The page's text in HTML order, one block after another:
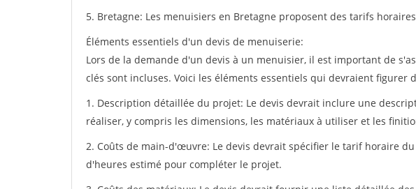
5. Bretagne: Les menuisiers en Bretagne proposent des tarifs
Éléments essentiels d'un devis de menuiserie:
Lors de la demande d'un devis à un menuisier, il est important de
clés sont incluses. Voici les éléments essentiels qui devraient figurer
1. Description détaillée du projet: Le devis devrait inclure une
réaliser, y compris les dimensions, les matériaux à utiliser et les
2. Coûts de main-d'œuvre: Le devis devrait spécifier le tarif horaire
d'heures estimé pour compléter le projet.